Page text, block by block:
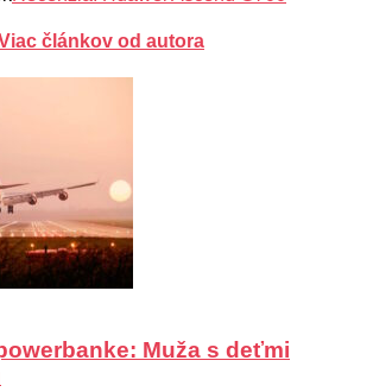
článkov od autora
Muža s deťmi